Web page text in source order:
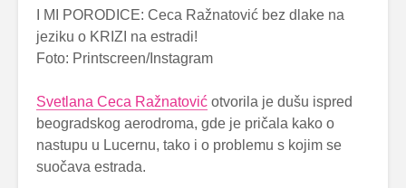
Foto: Printscreen/Instagram
Svetlana Ceca Ražnatović otvorila je dušu ispred
beogradskog aerodroma, gde je pričala kako o
nastupu u Lucernu, tako i o problemu s kojim se
suočava estrada.